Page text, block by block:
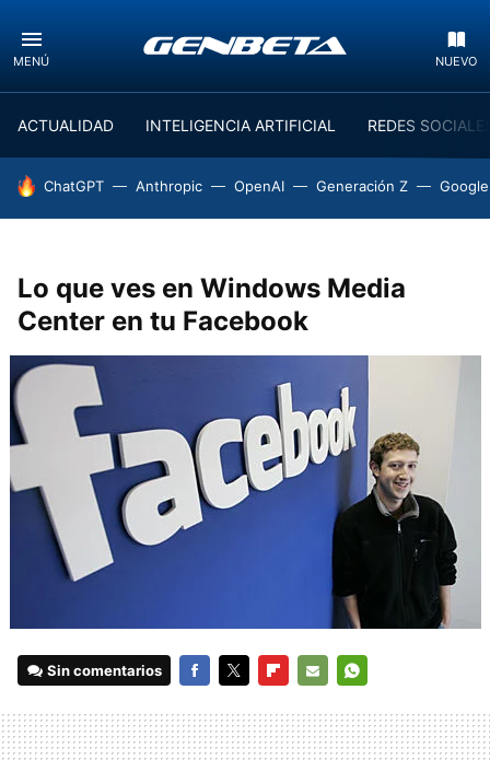
MENÚ NUEVO
ACTUALIDAD INTELIGENCIA ARTIFICIAL REDES
HOY SE HABLA DE
ChatGPT Anthropic OpenAI Generación Z
Lo que ves en Windows Media
Center en tu Facebook
Sin comentarios
MAIL